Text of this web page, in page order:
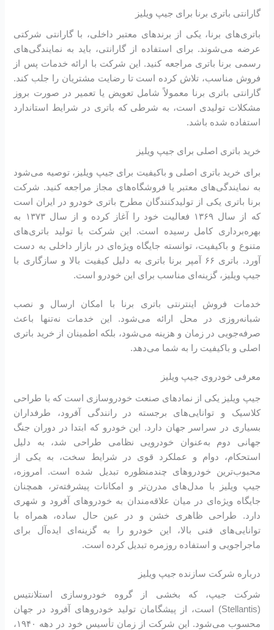
گارانتی باتری برنا برای جیپ ویلیز
باتری‌های برنا، یکی از برندهای معتبر داخلی، با گارانتی شرکتی
عرضه می‌شوند. برای استفاده از گارانتی، باید به نمایندگی‌های
رسمی برنا باتری مراجعه کنید. این شرکت با ارائه خدمات پس از
فروش مناسب، تلاش کرده است تا رضایت مشتریان را جلب کند.
گارانتی باتری برنا معمولاً شامل تعویض یا تعمیر در صورت بروز
مشکلات تولیدی است، به شرطی که باتری در شرایط استاندارد
استفاده شده باشد.
خرید باتری اصلی برای جیپ ویلیز
برای خرید باتری اصلی و باکیفیت برای جیپ ویلیز، توصیه می‌شود
به نمایندگی‌های معتبر یا فروشگاه‌های مجاز مراجعه کنید. شرکت
برنا باتری یکی از تولیدکنندگان مطرح باتری خودرو در ایران است
که از سال ۱۳۶۹ فعالیت خود را آغاز کرده و از سال ۱۳۷۳ به
بهره‌برداری کامل رسیده است. این شرکت با تولید باتری‌های
متنوع و باکیفیت، توانسته جایگاه ویژه‌ای در بازار داخلی به دست
آورد. باتری ۶۶ آمپر برنا باتری به دلیل کیفیت بالا و سازگاری با
جیپ ویلیز، گزینه‌ای مناسب برای این خودرو است.
خدمات فروش اینترنتی باتری برنا با امکان ارسال و نصب
شبانه‌روزی در محل ارائه می‌شود. این خدمات نه‌تنها باعث
صرفه‌جویی در زمان و هزینه می‌شود، بلکه اطمینان از خرید باتری
اصلی و باکیفیت را به شما می‌دهد.
معرفی خودروی جیپ ویلیز
جیپ ویلیز یکی از نمادهای صنعت خودروسازی است که با طراحی
کلاسیک و توانایی‌های برجسته در رانندگی آفرود، طرفداران
بسیاری در سراسر جهان دارد. این خودرو که ابتدا در دوران جنگ
جهانی دوم به‌عنوان خودرویی نظامی طراحی شد، به دلیل
استحکام، دوام و عملکرد قوی در شرایط سخت، به یکی از
محبوب‌ترین خودروهای چندمنظوره تبدیل شده است. امروزه،
جیپ ویلیز با مدل‌های مدرن‌تر و امکانات پیشرفته‌تر، همچنان
جایگاه ویژه‌ای در میان علاقه‌مندان به خودروهای آفرود و شهری
دارد. طراحی ظاهری خشن و در عین حال ساده، همراه با
توانایی‌های فنی بالا، این خودرو را به گزینه‌ای ایده‌آل برای
ماجراجویی و استفاده روزمره تبدیل کرده است.
درباره شرکت سازنده جیپ ویلیز
شرکت جیپ، که بخشی از گروه خودروسازی استلانتیس
(Stellantis) است، از پیشگامان تولید خودروهای آفرود در جهان
محسوب می‌شود. این شرکت از زمان تأسیس خود در دهه ۱۹۴۰،